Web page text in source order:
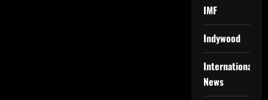
IMF
Indywood
International
News